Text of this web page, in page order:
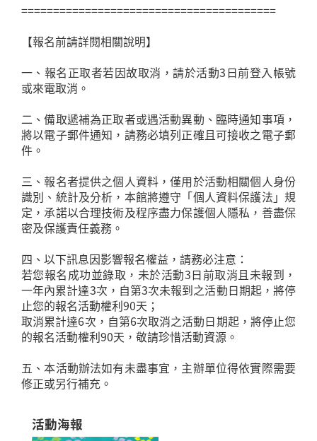
========================================
【報名前請詳閱相關說明】
一、報名正取者若因故取消，請於活動3日前登入帳號
或來電取消。
二、備取遞補為正取者或遇活動異動、臨時通知事項，
將以電子郵件通知，請務必填列正確且可接收之電子郵
件。
三、報名者提供之個人資料，僅用於活動相關個人身份
識別、統計及分析，本館將遵守「個人資料保護法」規
定，承諾以合理技術及程序盡力保護個人隱私，善盡保
密及保護責任義務。
四、以下訊息因影響報名權益，請務必注意：
若您報名成功並錄取，未於活動3日前取消且未報到，
一年內累計達3次，自第3次未報到之活動日期起，將停
止您的報名活動權利90天；
取消累計達6次，自第6次取消之活動日期起，將停止您
的報名活動權利90天，敬請珍惜活動資源。
五、本活動辦法如有未盡事宜，主辦單位得依實際需要
活動海報